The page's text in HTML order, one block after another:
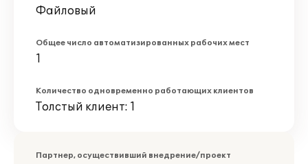
Файловый
Общее число автоматизированных рабочих мест
1
Количество одновременно работающих клиентов
Толстый клиент: 1
Партнер, осуществивший внедрение/проект